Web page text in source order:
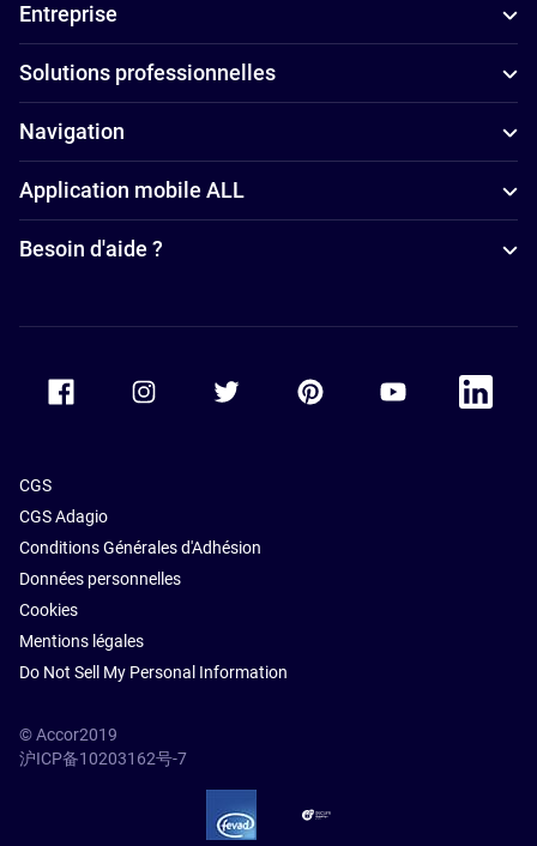
Hôtels avec
parking à
Carcassonne
Hôtels avec
piscine à
Carcassonne
Entreprise
Solutions professionnelles
Navigation
Application mobile ALL
Besoin d'aide ?
Accor Facebook Accor TwitterAccor PinterestAccor Youtube
Accor
CGS
CGS Adagio
Conditions Générales d'Adhésion
Données personnelles
Cookies
Mentions légales
Do Not Sell My Personal Information
© Accor2019
沪ICP备10203162号-7